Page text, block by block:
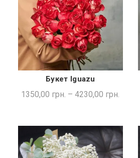
ШВИДКА ПОКУПКА
Букет Iguazu
1350,00 грн. –4230,00 грн.